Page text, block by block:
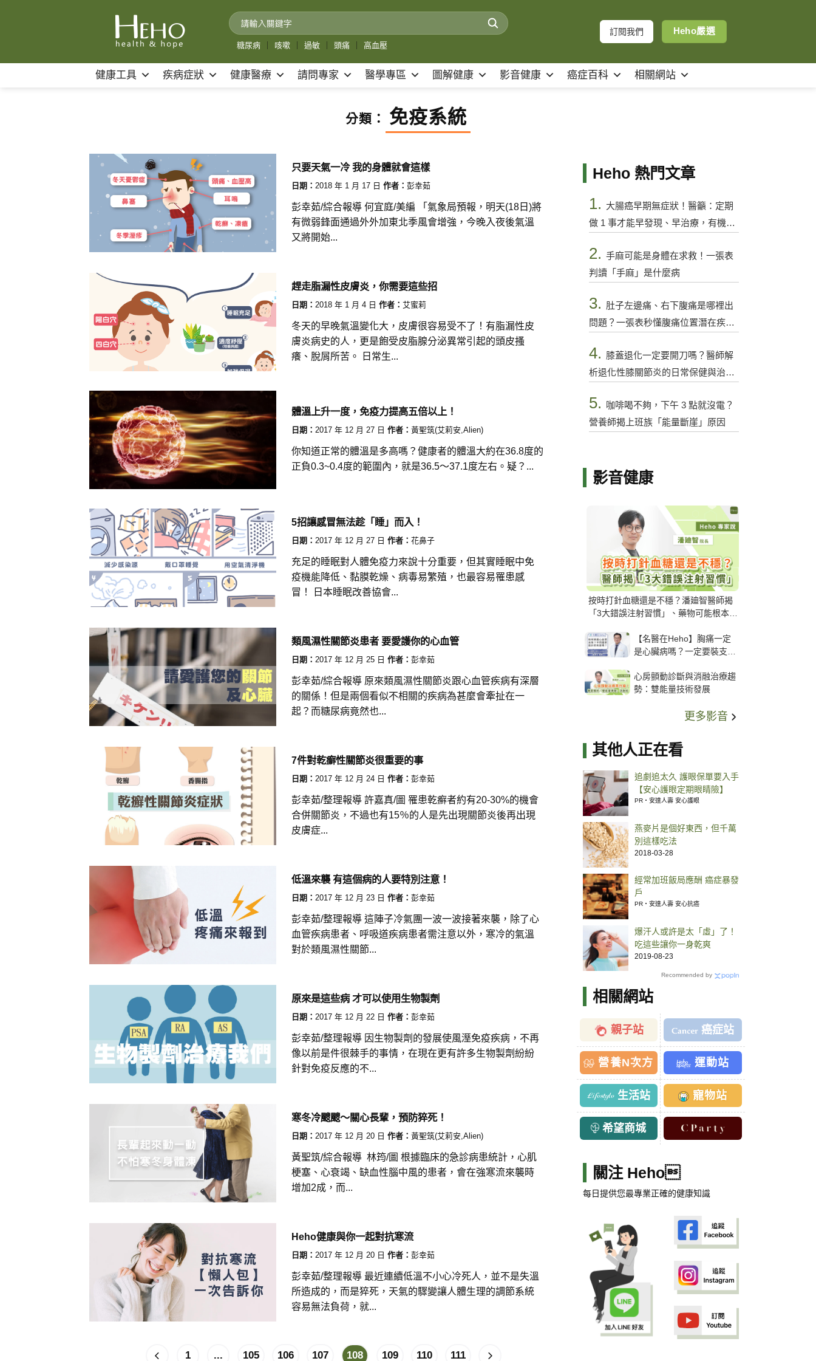
糖尿病 咳嗽 過敏 頭痛 高血壓
訂閱我們 Heho嚴選
健康工具 疾病症狀 健康醫療 請問專家 醫學專區 圖解健康 影音健康 癌症百科 相關網站
分類： 免疫系統
只要天氣一冷 我的身體就會這樣
日期： 2018 年 1 月 17 日 作者： 彭幸茹
彭幸茹/綜合報導 何宜庭/美編 「氣象局預報，明天(18日)將
有微弱鋒面通過外外加東北季風會增強，今晚入夜後氣溫
又將開始...
趕走脂漏性皮膚炎，你需要這些招
日期： 2018 年 1 月 4 日 作者： 艾蜜莉
冬天的早晚氣溫變化大，皮膚很容易受不了！有脂漏性皮
膚炎病史的人，更是飽受皮脂腺分泌異常引起的頭皮搔
癢、脫屑所苦。 日常生...
體溫上升一度，免疫力提高五倍以上！
日期： 2017 年 12 月 27 日 作者： 黃聖筑(艾莉安,Alien)
你知道正常的體溫是多高嗎？健康者的體溫大約在36.8度的
正負0.3~0.4度的範圍內，就是36.5～37.1度左右。疑？...
5招讓感冒無法趁「睡」而入！
日期： 2017 年 12 月 27 日 作者： 花鼻子
充足的睡眠對人體免疫力來說十分重要，但其實睡眠中免
疫機能降低、黏膜乾燥、病毒易繁殖，也最容易罹患感
冒！ 日本睡眠改善協會...
類風濕性關節炎患者 要愛護你的心血管
日期： 2017 年 12 月 25 日 作者： 彭幸茹
彭幸茹/綜合報導 原來類風濕性關節炎跟心血管疾病有深層
的關係！但是兩個看似不相關的疾病為甚麼會牽扯在一
起？而糖尿病竟然也...
7件對乾癬性關節炎很重要的事
日期： 2017 年 12 月 24 日 作者： 彭幸茹
彭幸茹/整理報導 許嘉真/圖 罹患乾癬者約有20-30%的機會
合併關節炎，不過也有15％的人是先出現關節炎後再出現
皮膚症...
低溫來襲 有這個病的人要特別注意！
日期： 2017 年 12 月 23 日 作者： 彭幸茹
彭幸茹/整理報導 這陣子冷氣團一波一波接著來襲，除了心
血管疾病患者、呼吸道疾病患者需注意以外，寒冷的氣溫
對於類風濕性關節...
原來是這些病 才可以使用生物製劑
日期： 2017 年 12 月 22 日 作者： 彭幸茹
彭幸茹/整理報導 因生物製劑的發展使風溼免疫疾病，不再
像以前是件很棘手的事情，在現在更有許多生物製劑紛紛
針對免疫反應的不...
寒冬冷颼颼～關心長輩，預防猝死！
日期： 2017 年 12 月 20 日 作者： 黃聖筑(艾莉安,Alien)
黃聖筑/綜合報導 林筠/圖 根據臨床的急診病患統計，心肌
梗塞、心衰竭、缺血性腦中風的患者，會在強寒流來襲時
增加2成，而...
Heho健康與你一起對抗寒流
日期： 2017 年 12 月 20 日 作者： 彭幸茹
彭幸茹/整理報導 最近連續低溫不小心冷死人，並不是失溫
所造成的，而是猝死，天氣的驟變讓人體生理的調節系統
容易無法負荷，就...
1 ... 105 106 107 108 109 110 111
Heho 熱門文章
1. 大腸癌早期無症狀！醫籲：定期
做 1 事才能早發現、早治療，有機會
2. 手麻可能是身體在求救！一張表
判讀「手麻」是什麼病
3. 肚子左邊痛、右下腹痛是哪裡出
問題？一張表秒懂腹痛位置潛在疾病
4. 膝蓋退化一定要開刀嗎？醫師解
析退化性膝關節炎的日常保健與治療
5.
咖啡喝不夠，下午 3 點就沒電？
營養師揭上班族「能量斷崖」原因
影音健康
按時打針血糖還是不穩？潘廸智醫師揭
「3大錯誤注射習慣」、藥物可能根本沒
【名醫在Heho】胸痛一定
是心臟病嗎？一定要裝支
解析支架種類、風險與選擇
關鍵
心房顫動診斷與消融治療趨
勢：雙能量技術發展
更多影音
其他人正在看
追劇追太久 護眼保單要入手
【安心護眼定期眼睛險】
PR・安達人壽 安心護眼
燕麥片是個好東西，但千萬
別這樣吃法
2018-03-28
經常加班飯局應酬 癌症暴發
戶
PR・安達人壽 安心抗癌
爆汗人或許是太「虛」了！
吃這些讓你一身乾爽
2019-08-23
Recommended by
相關網站
親子站 癌症站
營養N次方 運動站
生活站 寵物站
希望商城
關注 Heho
每日提供您最專業正確的健康知識